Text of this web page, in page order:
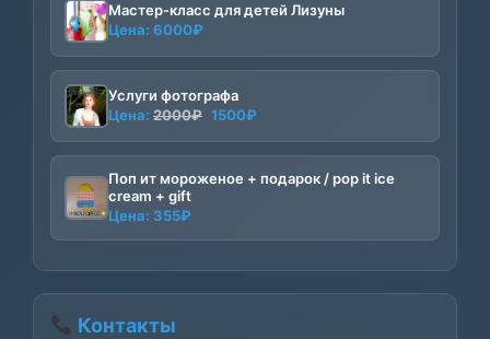
Мастер-класс для детей Лизуны
Цена: 6000₽
Услуги фотографа
Цена: 2000₽ Первоначальная
составляла
2000₽.
1500₽
1500₽.
Поп ит мороженое + подарок / pop it ice
cream + gift
Цена: 355₽
Контакты